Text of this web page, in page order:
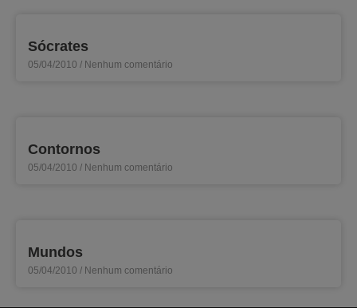
Sócrates
05/04/2010 Nenhum comentário
Contornos
05/04/2010 Nenhum comentário
Mundos
05/04/2010 Nenhum comentário